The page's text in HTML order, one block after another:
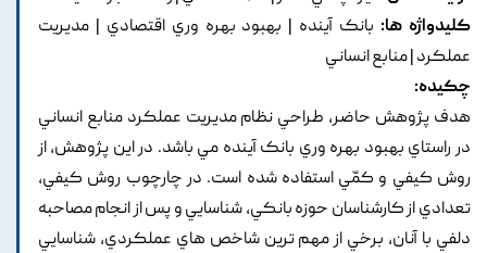
کلیدواژه ها: بانک آينده | بهبود بهره وري اقتصادي | مديريت
عملکرد | منابع انساني
چکیده:
هدف پژوهش حاضر, طراحي نظام مديريت عملکرد منابع انساني
در راستاي بهبود بهره وري بانک آينده مي باشد. در اين پژوهش, از
روش کيفي و کمّي استفاده شده است. در چارچوب روش کيفي,
تعدادي از کارشناسان حوزه بانکي, شناسايي و پس از انجام مصاحبه
دلفي با آنان, برخي از مهم ترين شاخص هاي عملکردي, شناسايي